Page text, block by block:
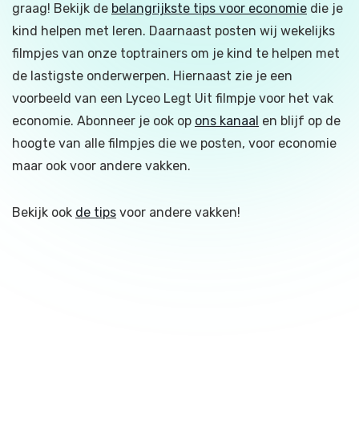
graag! Bekijk de belangrijkste tips voor economie die je
kind helpen met leren. Daarnaast posten wij wekelijks
filmpjes van onze toptrainers om je kind te helpen met
de lastigste onderwerpen. Hiernaast zie je een
voorbeeld van een Lyceo Legt Uit filmpje voor het vak
economie. Abonneer je ook op ons kanaal en blijf op de
hoogte van alle filmpjes die we posten, voor economie
maar ook voor andere vakken.
Bekijk ook de tips voor andere vakken!